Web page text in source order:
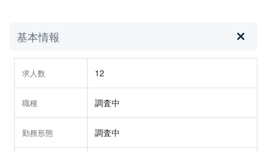
基本情報
求人数 12
職種 調査中
勤務形態 調査中